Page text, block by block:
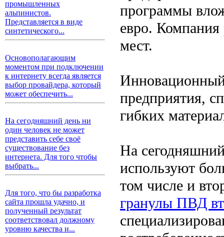
промышленных
альпинистов.
Представляется в виде
синтетического...
Основополагающим
моментом при подключении
к интернету всегда является
выбор провайдера, который
может обеспечить...
На сегодняшний день ни
один человек не может
представить себе своё
существование без
интернета. Для того чтобы
выбрать...
Для того, что бы разработка
сайта прошла удачно, и
полученный результат
соответствовал должному
уровню качества и...
программы
евро. Компания
мест.
Инновационный
предприятия,
гибких
На
используют
том числе и
гранулы ПВД